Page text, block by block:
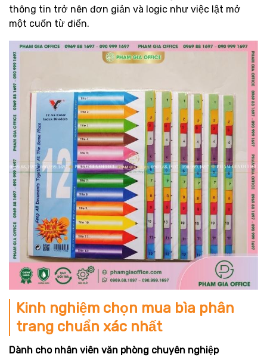
thông tin trở nên đơn giản và logic như việc lật mở
một cuốn từ điển.
Kinh nghiệm chọn mua bìa phân
trang chuẩn xác nhất
Dành cho nhân viên văn phòng chuyên nghiệp